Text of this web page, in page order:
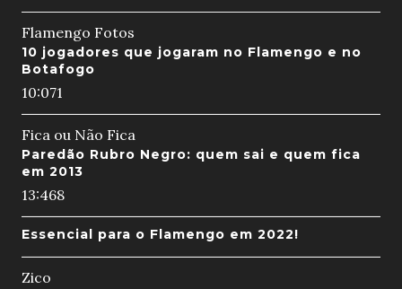
Flamengo Fotos
10 jogadores que jogaram no Flamengo e no
Botafogo
10:071
Fica ou Não Fica
Paredão Rubro Negro: quem sai e quem fica
em 2013
13:468
Essencial para o Flamengo em 2022!
Zico